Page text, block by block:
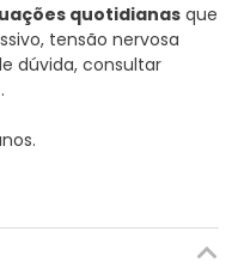
quotidianas que
tensão nervosa
dúvida, consultar